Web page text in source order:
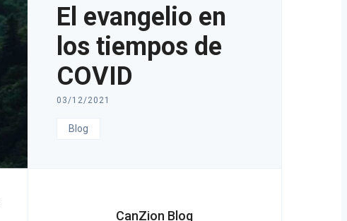
El evangelio en
los tiempos de
COVID
03/12/2021
Blog
CanZion Blog